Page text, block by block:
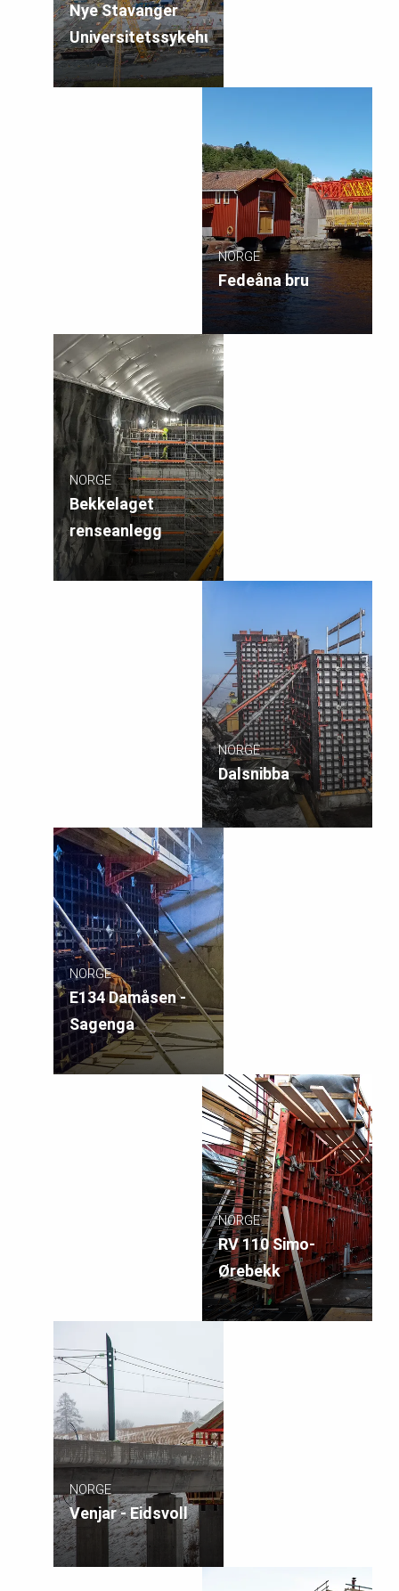
Nye Stavanger
Universitetssykehus
NORGE
Fedeåna bru
NORGE
Bekkelaget
renseanlegg
NORGE
Dalsnibba
NORGE
E134 Damåsen -
Sagenga
NORGE
RV 110 Simo-
Ørebekk
NORGE
Venjar - Eidsvoll